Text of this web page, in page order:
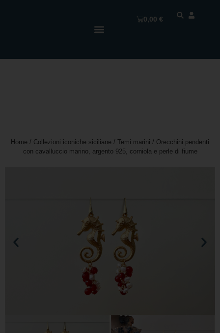
0,00€
Home / Collezioni iconiche siciliane / Temi marini / Orecchini pendenti
con cavalluccio marino, argento 925, corniola e perle di fiume